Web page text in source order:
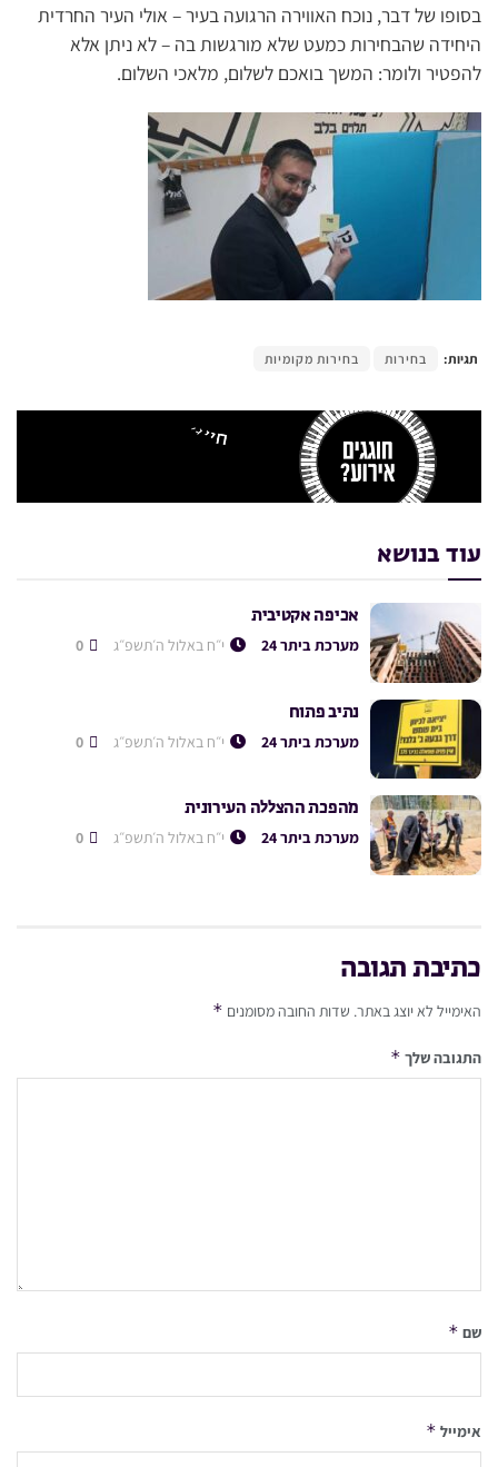
בסופו של דבר, נוכח האווירה הרגועה בעיר – אולי העיר החרדית
היחידה שהבחירות כמעט שלא מורגשות בה – לא ניתן אלא
להפטיר ולומר: המשך בואכם לשלום, מלאכי השלום.
תגיות: בחירות בחירות מקומיות
עוד בנושא
אכיפה אקטיבית
מערכת ביתר 24 י״ח באלול ה׳תשפ״ג
נתיב פתוח
מערכת ביתר 24 י״ח באלול ה׳תשפ״ג
מהפכת ההצללה העירונית
מערכת ביתר 24 י״ח באלול ה׳תשפ״ג
כתיבת תגובה
האימייל לא יוצג באתר. שדות החובה מסומנים *
התגובה שלך *
שם *
אימייל *